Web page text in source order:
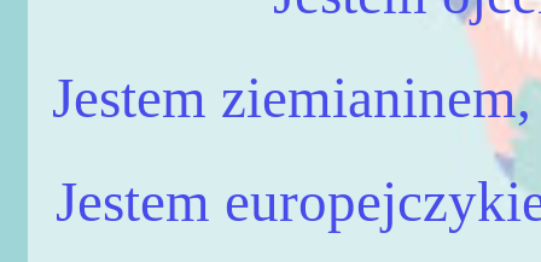
Jestem
Jestem